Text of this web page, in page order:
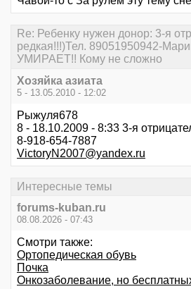
Re: Ребенку нужен донор: 3-я
редкая!!!)Тел. 89051950942-
УМИРАЕТ!! Кому не сложно
Хозяйка азиата
5 - 13.05.2010 - 12:02
Рыжуля678
8 - 18.10.2009 - 8:33 3-я
8-918-654-7887
VictoryN2007@yandex.ru
Интересные темы
forums-kuban.ru
08.08.2026 - 07:43
Смотри также:
Ортопедическая обувь
Почка
Онкозаболевание, но